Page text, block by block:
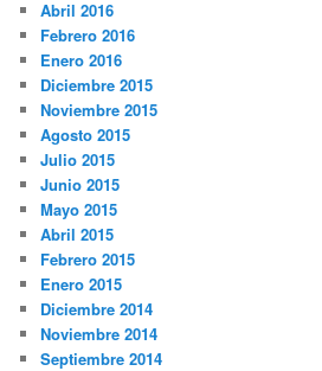
Abril 2016
Febrero 2016
Enero 2016
Diciembre 2015
Noviembre 2015
Agosto 2015
Julio 2015
Junio 2015
Mayo 2015
Abril 2015
Febrero 2015
Enero 2015
Diciembre 2014
Noviembre 2014
Septiembre 2014